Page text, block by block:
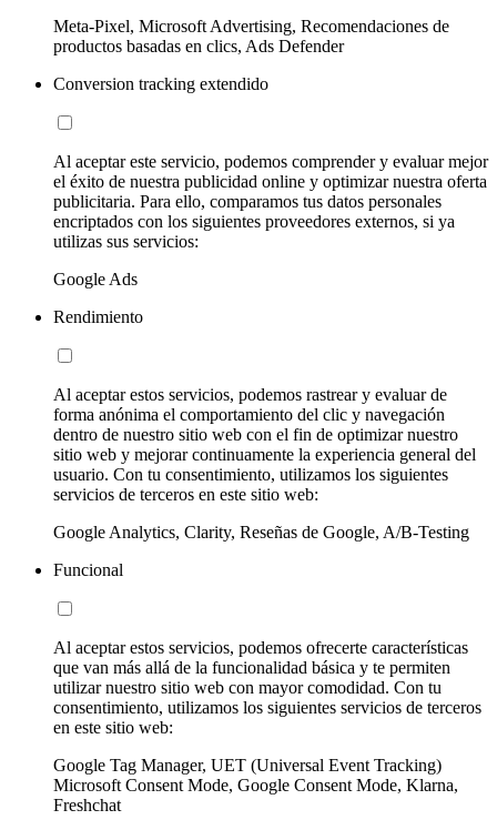
Meta-Pixel, Microsoft Advertising, Recomendaciones de
productos basadas en clics, Ads Defender
Conversion tracking extendido
Al aceptar este servicio, podemos comprender y evaluar mejor
el éxito de nuestra publicidad online y optimizar nuestra oferta
publicitaria. Para ello, comparamos tus datos personales
encriptados con los siguientes proveedores externos, si ya
utilizas sus servicios:
Google Ads
Rendimiento
Al aceptar estos servicios, podemos rastrear y evaluar de
forma anónima el comportamiento del clic y navegación
dentro de nuestro sitio web con el fin de optimizar nuestro
sitio web y mejorar continuamente la experiencia general del
usuario. Con tu consentimiento, utilizamos los siguientes
servicios de terceros en este sitio web:
Google Analytics, Clarity, Reseñas de Google, A/B-Testing
Funcional
Al aceptar estos servicios, podemos ofrecerte características
que van más allá de la funcionalidad básica y te permiten
utilizar nuestro sitio web con mayor comodidad. Con tu
consentimiento, utilizamos los siguientes servicios de terceros
en este sitio web:
Google Tag Manager, UET (Universal Event Tracking)
Microsoft Consent Mode, Google Consent Mode, Klarna,
Freshchat